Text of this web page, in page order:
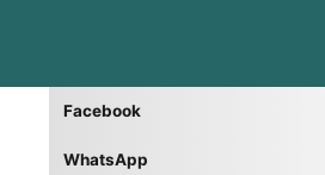
Facebook
WhatsApp